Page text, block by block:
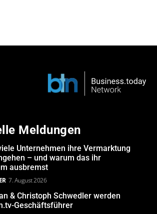
Meldungen
Unternehmen ihre Vermarktung
– und warum das ihr
ausbremst
7. August 2026
& Christoph Schwedler werden
Geschäftsführer